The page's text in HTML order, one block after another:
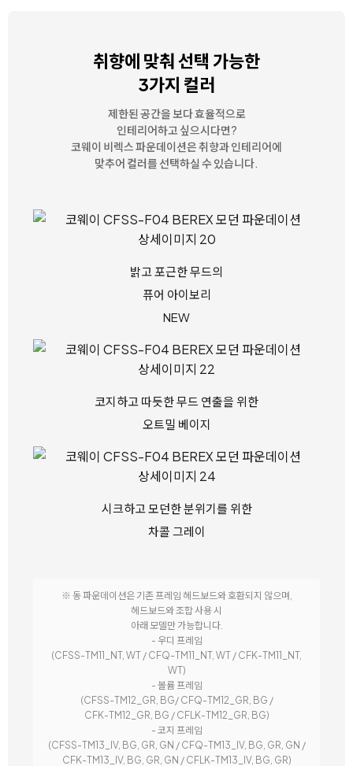
취향에 맞춰 선택 가능한
3가지 컬러
제한된 공간을 보다 효율적으로
인테리어하고 싶으시다면?
코웨이 비렉스 파운데이션은 취향과 인테리어에
맞추어 컬러를 선택하실 수 있습니다.
밝고 포근한 무드의
퓨어 아이보리
NEW
코지하고 따듯한 무드 연출을 위한
오트밀 베이지
시크하고 모던한 분위기를 위한
차콜 그레이
※ 동 파운데이션은 기존 프레임 헤드보드와 호환되지 않으며,
헤드보드와 조합 사용 시
아래 모델만 가능합니다.
- 우디 프레임
(CFSS-TM11_NT, WT / CFQ-TM11_NT, WT / CFK-TM11_NT,
WT)
- 볼륨 프레임
(CFSS-TM12_GR, BG/ CFQ-TM12_GR, BG /
CFK-TM12_GR, BG / CFLK-TM12_GR, BG)
- 코지 프레임
(CFSS-TM13_IV, BG, GR, GN / CFQ-TM13_IV, BG, GR, GN /
CFK-TM13_IV, BG, GR, GN / CFLK-TM13_IV, BG, GR)